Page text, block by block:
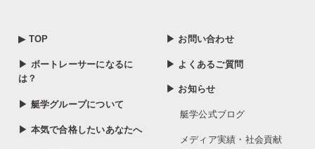
▶ TOP
▶ ボートレーサーになるに
は？
▶ 艇学グループについて
▶ 本気で合格したいあなたへ
▶ お問い合わせ
▶ よくあるご質問
▶ お知らせ
艇学公式ブログ
メディア実績・社会貢献